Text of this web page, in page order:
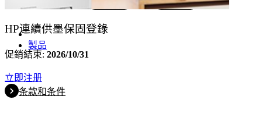
製品
HP連續供墨保固登錄
促銷結束: 2026/10/31
立即注册
条款和条件